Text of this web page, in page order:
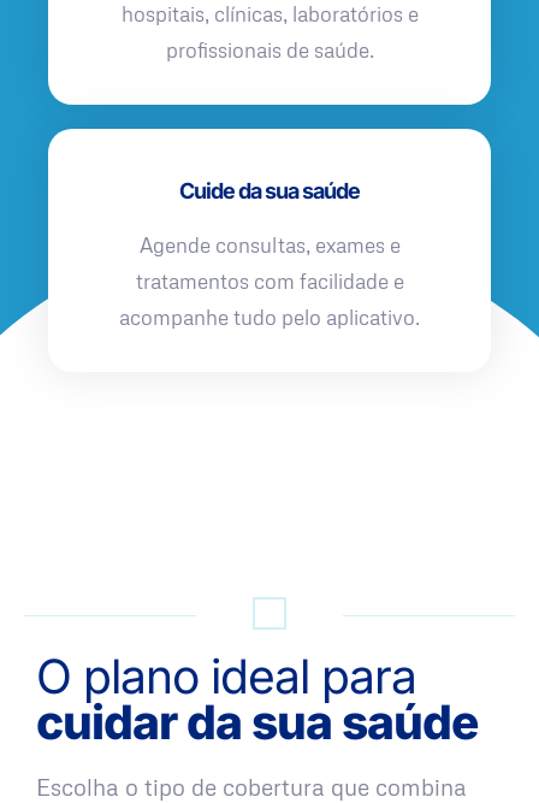
hospitais, clínicas, laboratórios e
profissionais de saúde.
Cuide da sua saúde
Agende consultas, exames e
tratamentos com facilidade e
acompanhe tudo pelo aplicativo.
O plano ideal para
cuidar da sua saúde
Escolha o tipo de cobertura que combina